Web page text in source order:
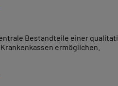
Bestandteile einer
ermöglichen.